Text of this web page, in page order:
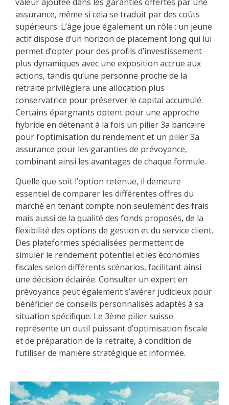
assurance, même si cela se traduit par des coûts
supérieurs. L’âge joue également un rôle : un jeune
actif dispose d’un horizon de placement long qui lui
permet d’opter pour des profils d’investissement
plus dynamiques avec une exposition accrue aux
actions, tandis qu’une personne proche de la
retraite privilégiera une allocation plus
conservatrice pour préserver le capital accumulé.
Certains épargnants optent pour une approche
hybride en détenant à la fois un pilier 3a bancaire
pour l’optimisation du rendement et un pilier 3a
assurance pour les garanties de prévoyance,
combinant ainsi les avantages de chaque formule.
Quelle que soit l’option retenue, il demeure
essentiel de comparer les différentes offres du
marché en tenant compte non seulement des frais
mais aussi de la qualité des fonds proposés, de la
flexibilité des options de gestion et du service client.
Des plateformes spécialisées permettent de
simuler le rendement potentiel et les économies
fiscales selon différents scénarios, facilitant ainsi
une décision éclairée. Consulter un expert en
prévoyance peut également s’avérer judicieux pour
bénéficier de conseils personnalisés adaptés à sa
situation spécifique. Le 3ème pilier suisse
représente un outil puissant d’optimisation fiscale
et de préparation de la retraite, à condition de
l’utiliser de manière stratégique et informée.